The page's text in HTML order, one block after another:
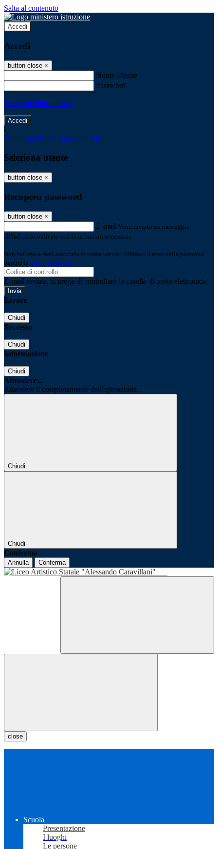
Salta al contenuto
Accedi
Accedi
button close ×
Nome Utente
Password
Password dimenticata?
-
Entra con SPID Entra con CIE
Seleziona utente
button close ×
Recupero password
button close ×
E-mail Verrà inviato un messaggio
all'indirizzo indicato con le istruzioni necessarie.
Non hai una e-mail associata al nome utente? Effettua il reset della password
tramite la Login Spaggiari
E-mail inviata, si prega di controllare la casella di posta elettronica!
Errore
Chiudi
Successo
Chiudi
Informazione
Chiudi
Attendere...
Attendere il completamento dell'operazione...
Chiudi
Chiudi
Conferma
Annulla Conferma
close
Scuola
Presentazione
I luoghi
Le persone